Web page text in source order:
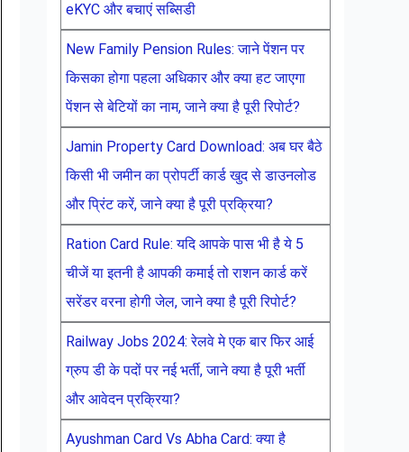
eKYC और बचाएं सब्सिडी
New Family Pension Rules: जाने पेंशन पर
किसका होगा पहला अधिकार और क्या हट जाएगा
पेंशन से बेटियों का नाम, जाने क्या है पूरी रिपोर्ट?
Jamin Property Card Download: अब घर बैठे
किसी भी जमीन का प्रोपर्टी कार्ड खुद से डाउनलोड
और प्रिंट करें, जाने क्या है पूरी प्रक्रिया?
Ration Card Rule: यदि आपके पास भी है ये 5
चीजें या इतनी है आपकी कमाई तो राशन कार्ड करें
सरेंडर वरना होगी जेल, जाने क्या है पूरी रिपोर्ट?
Railway Jobs 2024: रेलवे मे एक बार फिर आई
ग्रुप डी के पदों पर नई भर्ती, जाने क्या है पूरी भर्ती
और आवेदन प्रक्रिया?
Ayushman Card Vs Abha Card: क्या है